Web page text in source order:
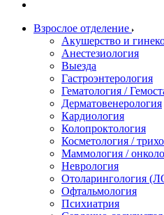
Взрослое отделение
Акушерство и
Анестезиология
Выезда
Гастроэнтерология
Гематология /
Дерматовенерология
Кардиология
Колопроктология
Косметология /
Маммология /
Неврология
Отоларингология
Офтальмология
Психиатрия